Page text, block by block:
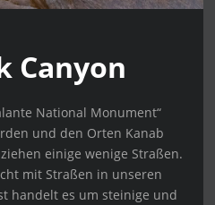
Canyon
National Monument“
und den Orten Kanab
einige wenige Straßen.
mit Straßen in unseren
handelt es um steinige und